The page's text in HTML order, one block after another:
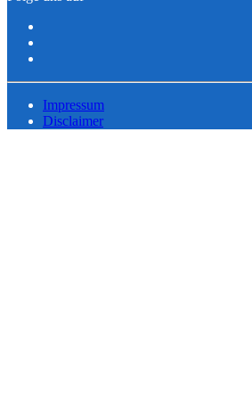
Impressum
Disclaimer